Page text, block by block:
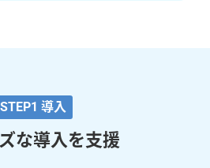
STEP1 導入
な導入を支援